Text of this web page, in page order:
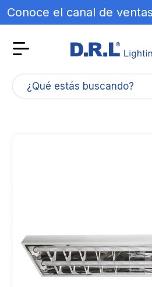
Conoce el canal de
¿Qué estás buscando?